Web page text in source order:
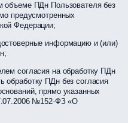
объеме ПДн Пользователя без
предусмотренных
Федерации;
информацию и (или)
согласия на обработку ПДн
обработку ПДн без согласия
прямо указанных
№152-ФЗ «О